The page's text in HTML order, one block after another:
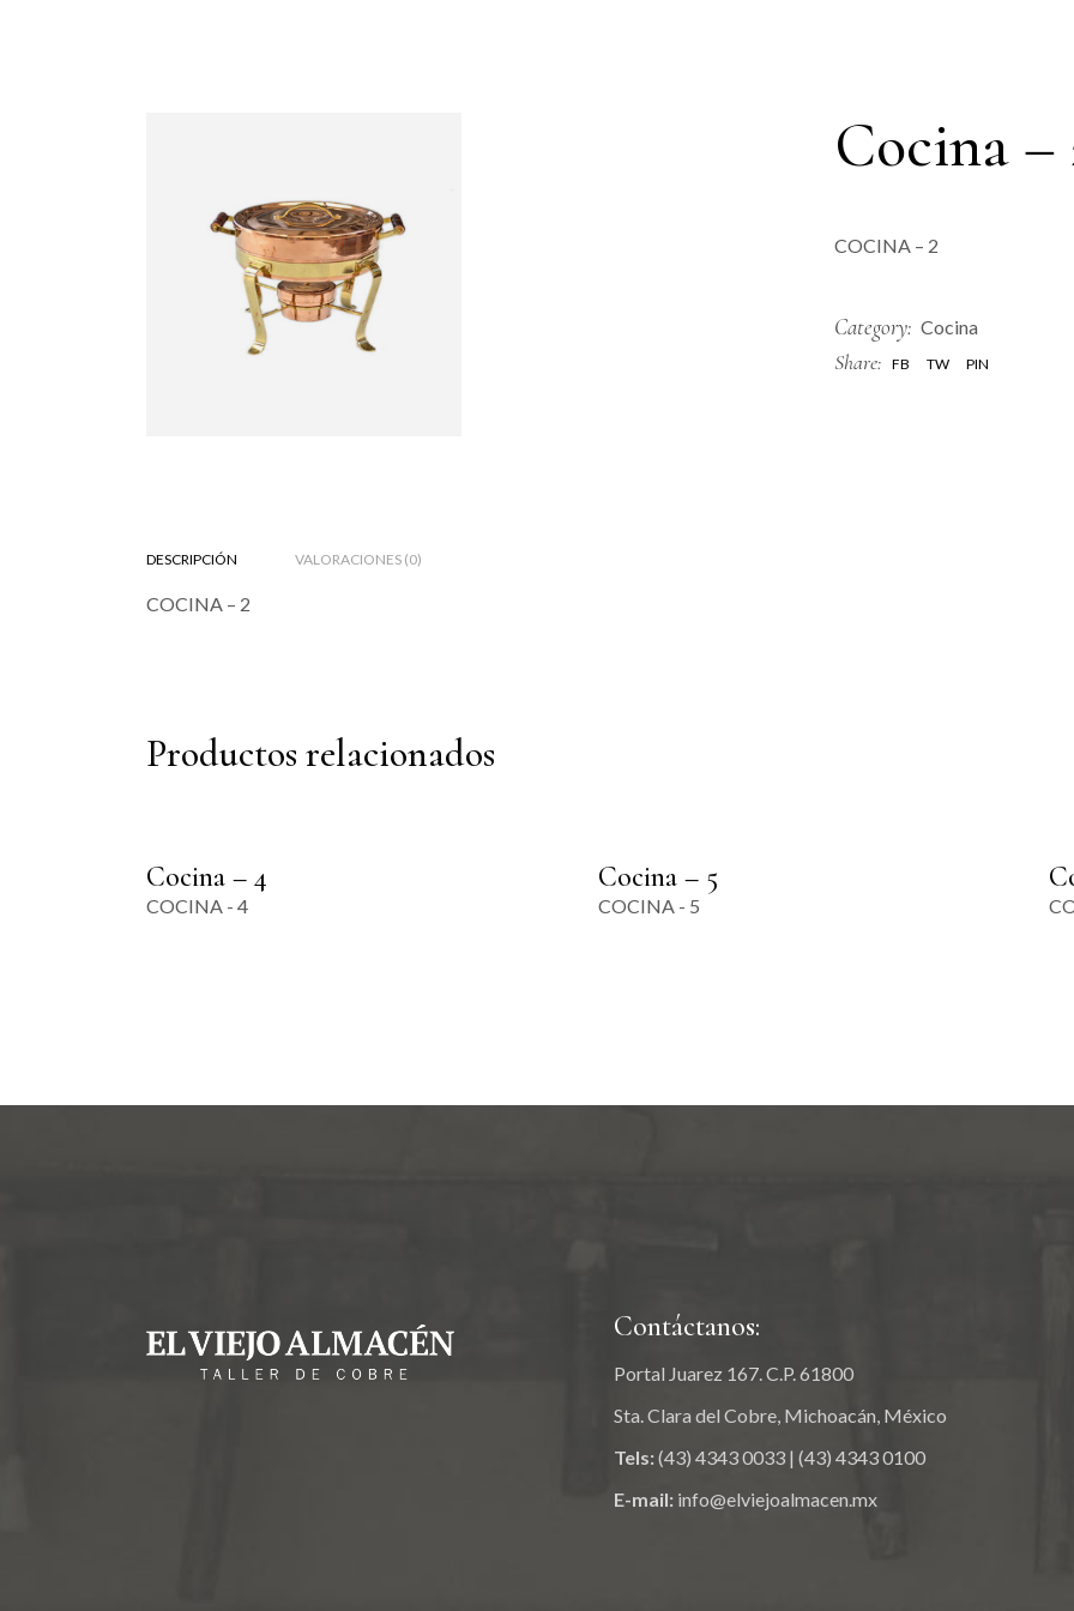
Cocina –
COCINA – 2
Category: Cocina
Share: FB TW PIN
DESCRIPCIÓN VALORACIONES (0)
COCINA – 2
Productos relacionados
Cocina – 4
COCINA - 4
Cocina – 5
COCINA - 5
Contáctanos:
Portal Juarez 167. C.P. 61800
Sta. Clara del Cobre, Michoacán, México
Tels:(43) 4343 0033| (43) 4343 0100
E-mail: info@elviejoalmacen.mx